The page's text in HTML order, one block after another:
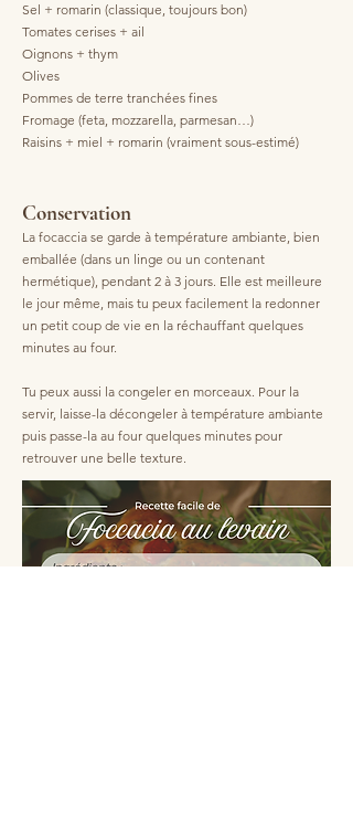
Sel + romarin (classique, toujours bon)
Tomates cerises + ail
Oignons + thym
Olives
Pommes de terre tranchées fines
Fromage (feta, mozzarella, parmesan…)
Raisins + miel + romarin (vraiment sous-estimé)
Conservation
La focaccia se garde à température ambiante, bien
emballée (dans un linge ou un contenant
hermétique), pendant 2 à 3 jours. Elle est meilleure
le jour même, mais tu peux facilement la redonner
un petit coup de vie en la réchauffant quelques
minutes au four.
Tu peux aussi la congeler en morceaux. Pour la
servir, laisse-la décongeler à température ambiante
puis passe-la au four quelques minutes pour
retrouver une belle texture.